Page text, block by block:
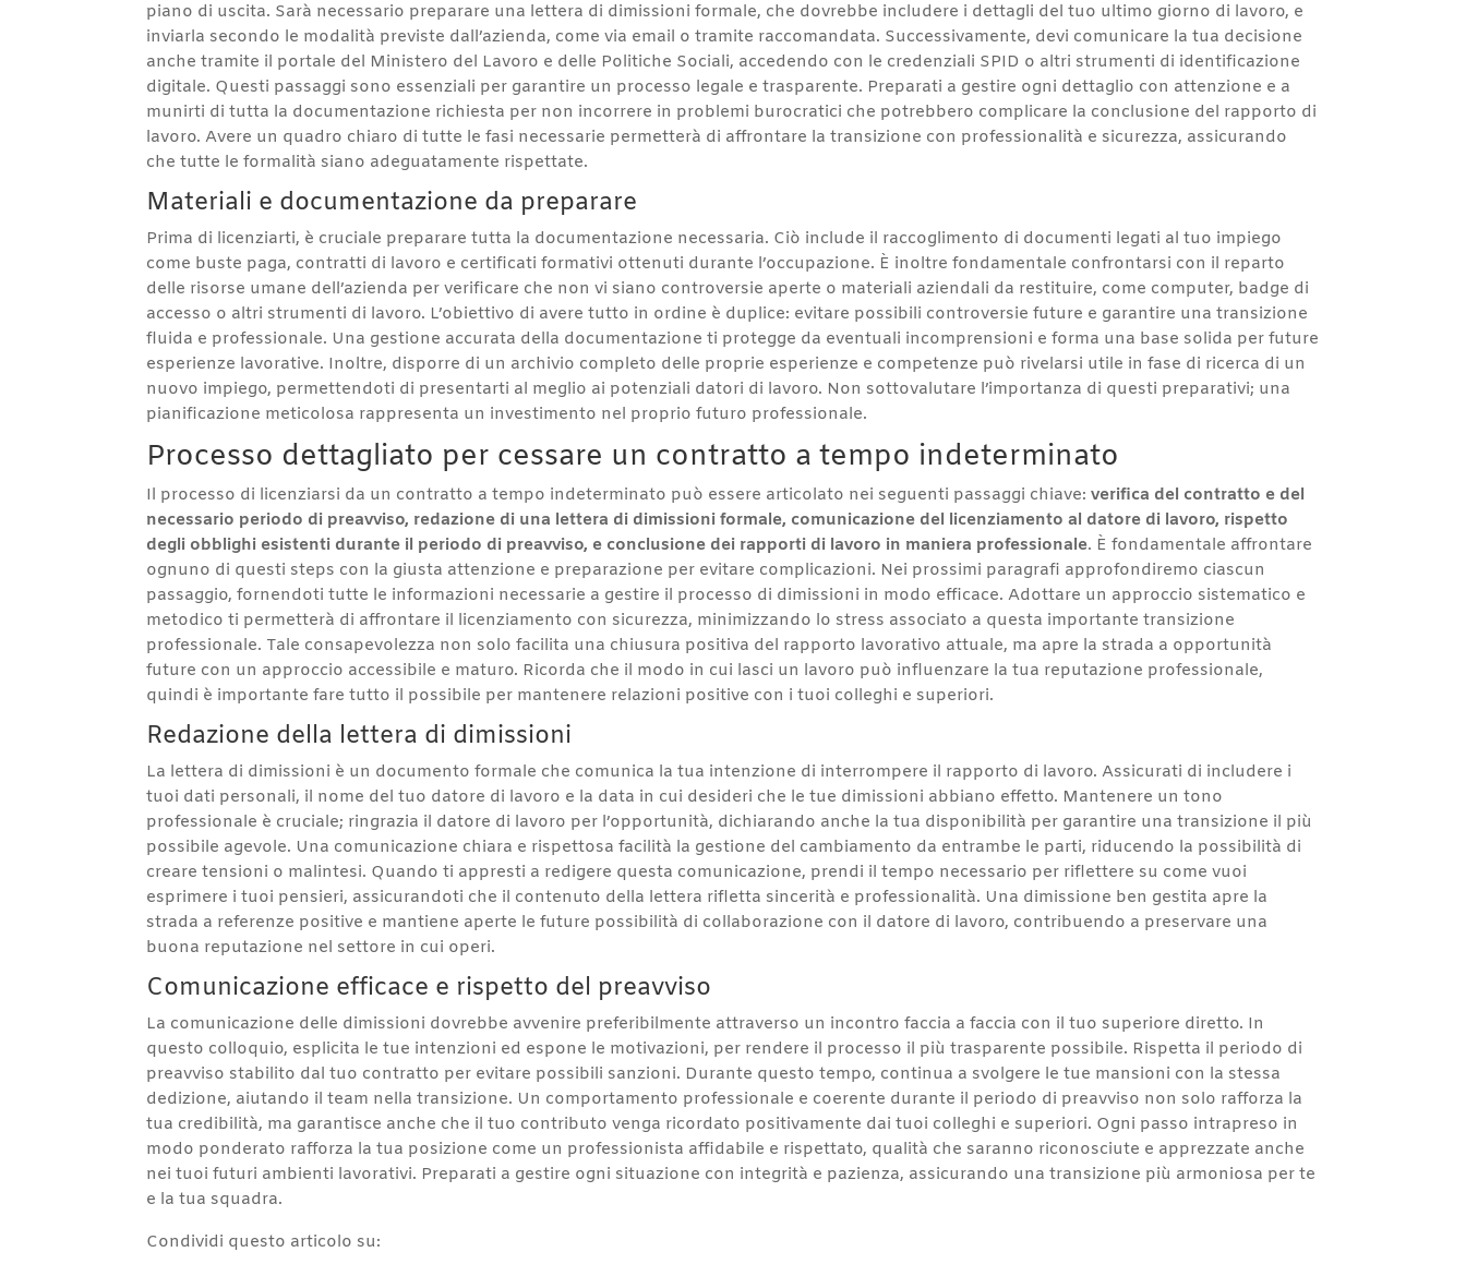
piano di uscita. Sarà necessario preparare una lettera di dimissioni formale, che dovrebbe includere i dettagli del tuo ultimo giorno di lavoro, e
inviarla secondo le modalità previste dall’azienda, come via email o tramite raccomandata. Successivamente, devi comunicare la tua decisione
anche tramite il portale del Ministero del Lavoro e delle Politiche Sociali, accedendo con le credenziali SPID o altri strumenti di identificazione
digitale. Questi passaggi sono essenziali per garantire un processo legale e trasparente. Preparati a gestire ogni dettaglio con attenzione e a
munirti di tutta la documentazione richiesta per non incorrere in problemi burocratici che potrebbero complicare la conclusione del rapporto di
lavoro. Avere un quadro chiaro di tutte le fasi necessarie permetterà di affrontare la transizione con professionalità e sicurezza, assicurando
che tutte le formalità siano adeguatamente rispettate.
Materiali e documentazione da preparare
Prima di licenziarti, è cruciale preparare tutta la documentazione necessaria. Ciò include il raccoglimento di documenti legati al tuo impiego
come buste paga, contratti di lavoro e certificati formativi ottenuti durante l’occupazione. È inoltre fondamentale confrontarsi con il reparto
delle risorse umane dell’azienda per verificare che non vi siano controversie aperte o materiali aziendali da restituire, come computer, badge di
accesso o altri strumenti di lavoro. L’obiettivo di avere tutto in ordine è duplice: evitare possibili controversie future e garantire una transizione
fluida e professionale. Una gestione accurata della documentazione ti protegge da eventuali incomprensioni e forma una base solida per future
esperienze lavorative. Inoltre, disporre di un archivio completo delle proprie esperienze e competenze può rivelarsi utile in fase di ricerca di un
nuovo impiego, permettendoti di presentarti al meglio ai potenziali datori di lavoro. Non sottovalutare l’importanza di questi preparativi; una
pianificazione meticolosa rappresenta un investimento nel proprio futuro professionale.
Processo dettagliato per cessare un contratto a tempo indeterminato
Il processo di licenziarsi da un contratto a tempo indeterminato può essere articolato nei seguenti passaggi chiave:verifica del contratto e del
necessario periodo di preavviso, redazione di una lettera di dimissioni formale, comunicazione del licenziamento al datore di lavoro, rispetto
degli obblighi esistenti durante il periodo di preavviso, e conclusione dei rapporti di lavoro in maniera professionale. È fondamentale affrontare
ognuno di questi steps con la giusta attenzione e preparazione per evitare complicazioni. Nei prossimi paragrafi approfondiremo ciascun
passaggio, fornendoti tutte le informazioni necessarie a gestire il processo di dimissioni in modo efficace. Adottare un approccio sistematico e
metodico ti permetterà di affrontare il licenziamento con sicurezza, minimizzando lo stress associato a questa importante transizione
professionale. Tale consapevolezza non solo facilita una chiusura positiva del rapporto lavorativo attuale, ma apre la strada a opportunità
future con un approccio accessibile e maturo. Ricorda che il modo in cui lasci un lavoro può influenzare la tua reputazione professionale,
quindi è importante fare tutto il possibile per mantenere relazioni positive con i tuoi colleghi e superiori.
Redazione della lettera di dimissioni
La lettera di dimissioni è un documento formale che comunica la tua intenzione di interrompere il rapporto di lavoro. Assicurati di includere i
tuoi dati personali, il nome del tuo datore di lavoro e la data in cui desideri che le tue dimissioni abbiano effetto. Mantenere un tono
professionale è cruciale; ringrazia il datore di lavoro per l’opportunità, dichiarando anche la tua disponibilità per garantire una transizione il più
possibile agevole. Una comunicazione chiara e rispettosa facilità la gestione del cambiamento da entrambe le parti, riducendo la possibilità di
creare tensioni o malintesi. Quando ti appresti a redigere questa comunicazione, prendi il tempo necessario per riflettere su come vuoi
esprimere i tuoi pensieri, assicurandoti che il contenuto della lettera rifletta sincerità e professionalità. Una dimissione ben gestita apre la
strada a referenze positive e mantiene aperte le future possibilità di collaborazione con il datore di lavoro, contribuendo a preservare una
buona reputazione nel settore in cui operi.
Comunicazione efficace e rispetto del preavviso
La comunicazione delle dimissioni dovrebbe avvenire preferibilmente attraverso un incontro faccia a faccia con il tuo superiore diretto. In
questo colloquio, esplicita le tue intenzioni ed espone le motivazioni, per rendere il processo il più trasparente possibile. Rispetta il periodo di
preavviso stabilito dal tuo contratto per evitare possibili sanzioni. Durante questo tempo, continua a svolgere le tue mansioni con la stessa
dedizione, aiutando il team nella transizione. Un comportamento professionale e coerente durante il periodo di preavviso non solo rafforza la
tua credibilità, ma garantisce anche che il tuo contributo venga ricordato positivamente dai tuoi colleghi e superiori. Ogni passo intrapreso in
modo ponderato rafforza la tua posizione come un professionista affidabile e rispettato, qualità che saranno riconosciute e apprezzate anche
nei tuoi futuri ambienti lavorativi. Preparati a gestire ogni situazione con integrità e pazienza, assicurando una transizione più armoniosa per te
e la tua squadra.
Condividi questo articolo su: